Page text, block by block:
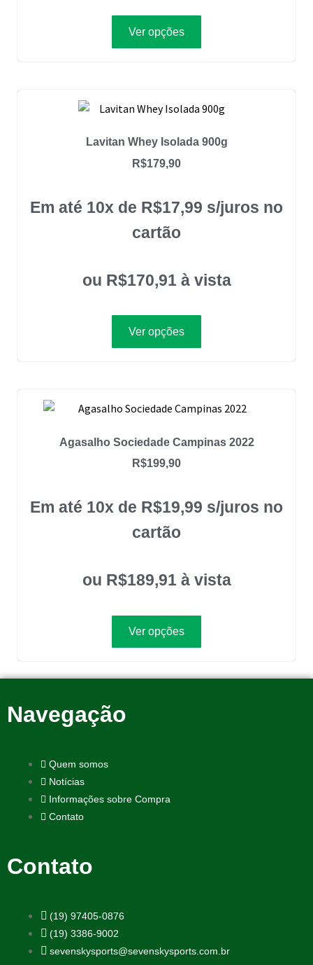
Ver opções
Lavitan Whey Isolada 900g
R$179,90
Em até 10x de R$17,99 s/juros no
cartão
ou R$170,91 à vista
Ver opções
Agasalho Sociedade Campinas 2022
R$199,90
Em até 10x de R$19,99 s/juros no
cartão
ou R$189,91 à vista
Ver opções
Navegação
Quem somos
Notícias
Informações sobre Compra
Contato
Contato
(19) 97405-0876
(19) 3386-9002
sevenskysports@sevenskysports.com.br